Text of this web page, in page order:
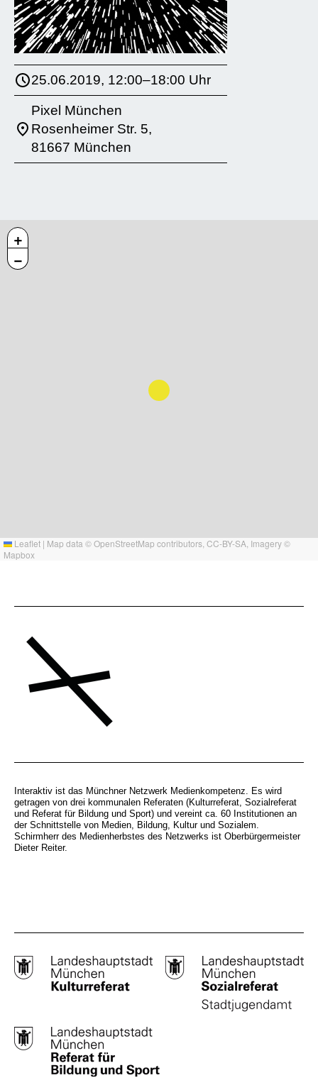
25.06.2019, 12:00–18:00 Uhr
Pixel München
Rosenheimer Str. 5,
81667 München
+
−
Leaflet | Map data ©OpenStreetMap contributors, CC-BY-SA , Imagery ©
Mapbox
Interaktiv ist das Münchner Netzwerk Medienkompetenz. Es wird
getragen von drei kommunalen Referaten (Kulturreferat, Sozialreferat
und Referat für Bildung und Sport) und vereint ca. 60 Institutionen an
der Schnittstelle von Medien, Bildung, Kultur und Sozialem.
Schirmherr des Medienherbstes des Netzwerks ist Oberbürgermeister
Dieter Reiter.